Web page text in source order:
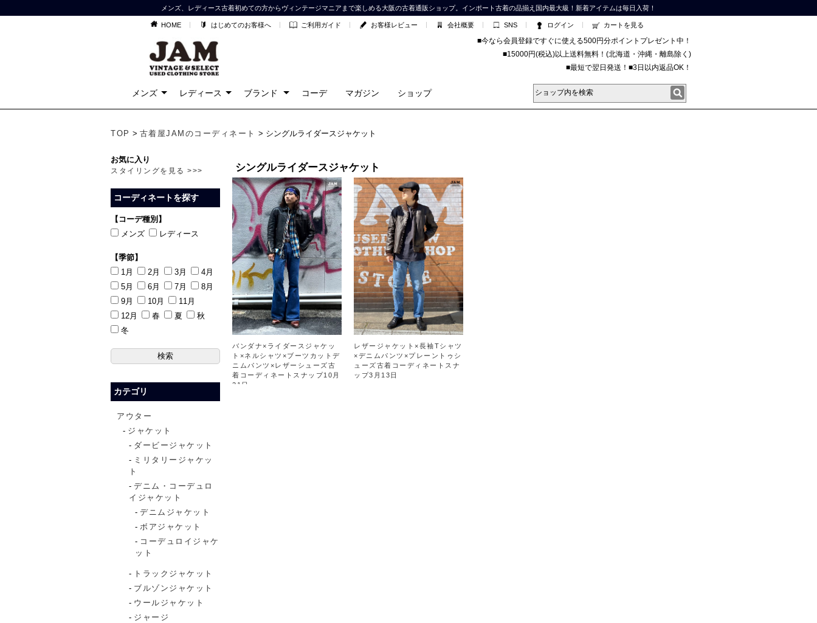
メンズ、レディース古着初めての方からヴィンテージマニアまで楽しめる大阪の古着通販ショップ。インポート古着の品揃え国内最大級！新着アイテムは毎日入荷！
HOME はじめてのお客様へ ご利用ガイド お客様レビュー 会社概要 SNS ログイン カートを見る
■今なら会員登録ですぐに使える500円分ポイントプレゼント中！
■15000円(税込)以上送料無料！(北海道・沖縄・離島除く)
■最短で翌日発送！■3日以内返品OK！
メンズ レディース ブランド コーデ マガジン ショップ
TOP > 古着屋JAMのコーディネート > シングルライダースジャケット
お気に入り
スタイリングを見る >>>
コーディネートを探す
【コーデ種別】
メンズ
レディース
【季節】
1月
2月 3月
4月
5月
6月 7月
8月
9月
10月
11月
12月
春 夏
秋
冬
カテゴリ
アウター
ジャケット
ダービージャケット
ミリタリージャケッ
ト
デニム・コーデュロ
イジャケット
デニムジャケット
ボアジャケット
コーデュロイジャケ
ット
トラックジャケット
ブルゾンジャケット
ウールジャケット
ジャージ
シングルライダースジャケット
バンダナ×ライダースジャケッ
ト×ネルシャツ×ブーツカットデ
ニムパンツ×レザーシューズ古
着コーディネートスナップ10月
21日
レザージャケット×長袖Tシャツ
×デニムパンツ×プレーントゥシ
ューズ古着コーディネートスナ
ップ3月13日